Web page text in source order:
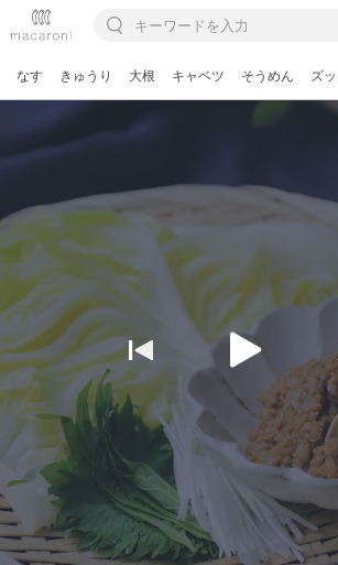
なす きゅうり 大根 キャベツ そうめん ズ